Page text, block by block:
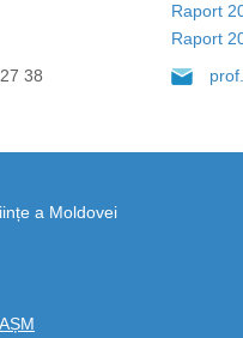
Raport
Raport
38
a Moldovei